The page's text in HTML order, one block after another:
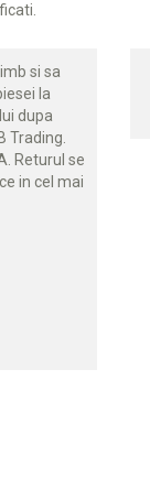
si sa
la
dupa
Trading.
Returul se
in cel mai